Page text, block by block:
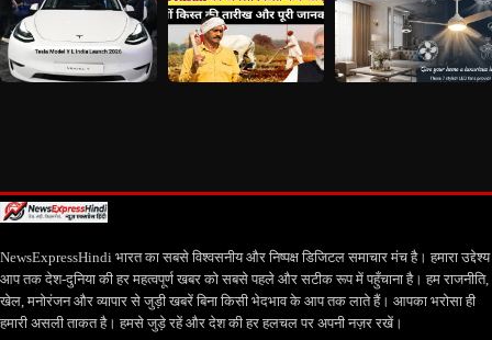
NewsExpressHindi भारत का सबसे विश्वसनीय और निष्पक्ष डिजिटल समाचार मंच है। हमारा उद्देश्य
आप तक देश-दुनिया की हर महत्वपूर्ण खबर को सबसे पहले और सटीक रूप में पहुँचाना है। हम राजनीति,
खेल, मनोरंजन और व्यापार से जुड़ी खबरें बिना किसी भेदभाव के आप तक लाते हैं। आपका भरोसा ही
हमारी असली ताकत है। हमसे जुड़े रहें और देश की हर हलचल पर अपनी नज़र रखें।